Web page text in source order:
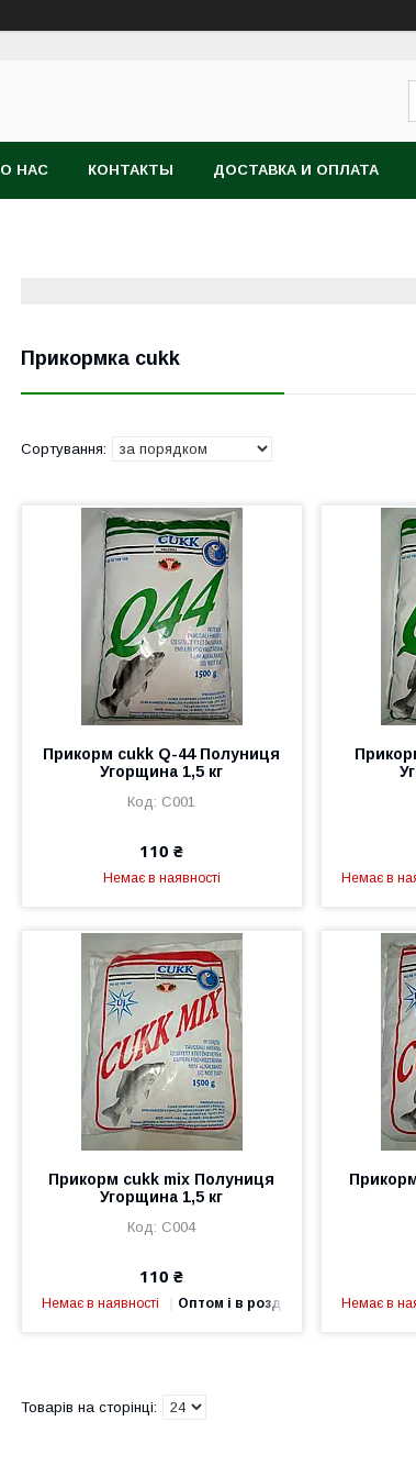
О НАС КОНТАКТЫ ДОСТАВКА И ОПЛАТА
Прикормка cukk
Прикорм cukk Q-44 Полуниця
Угорщина 1,5 кг
C001
110 ₴
Немає в наявності Немає в
Прикорм cukk mix Полуниця
Угорщина 1,5 кг
C004
110 ₴
Немає в наявності Оптом і в роздріб Немає в